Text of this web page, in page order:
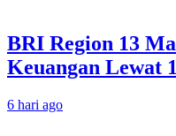
BRI Region 13
Keuangan Lewat
6 hari ago